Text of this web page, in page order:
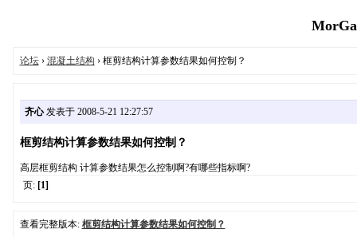
论坛› 混凝土结构 › 框剪结构计算参数结果如何控制？
齐心发表于 2008-5-21 12:27:57
框剪结构计算参数结果如何控制？
高层框剪结构 计算参数结果怎么控制啊?有哪些指标啊?
页: [1]
查看完整版本: 框剪结构计算参数结果如何控制？